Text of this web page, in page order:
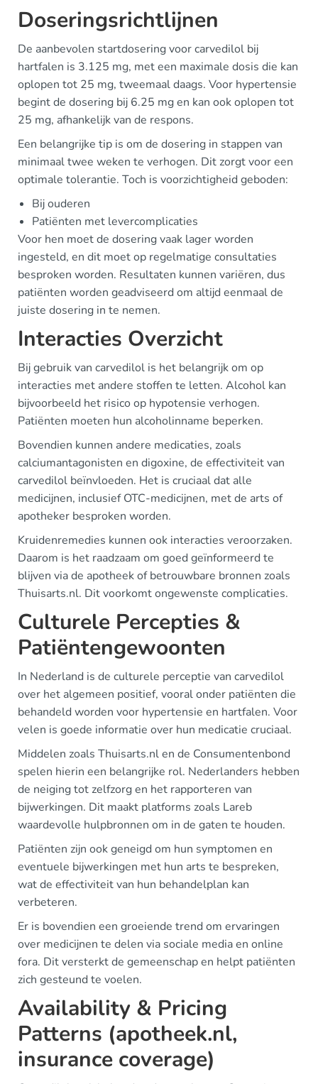
Doseringsrichtlijnen
De aanbevolen startdosering voor carvedilol bij
hartfalen is 3.125 mg, met een maximale dosis die kan
oplopen tot 25 mg, tweemaal daags. Voor hypertensie
begint de dosering bij 6.25 mg en kan ook oplopen tot
25 mg, afhankelijk van de respons.
Een belangrijke tip is om de dosering in stappen van
minimaal twee weken te verhogen. Dit zorgt voor een
optimale tolerantie. Toch is voorzichtigheid geboden:
Bij ouderen
Patiënten met levercomplicaties
Voor hen moet de dosering vaak lager worden
ingesteld, en dit moet op regelmatige consultaties
besproken worden. Resultaten kunnen variëren, dus
patiënten worden geadviseerd om altijd eenmaal de
juiste dosering in te nemen.
Interacties Overzicht
Bij gebruik van carvedilol is het belangrijk om op
interacties met andere stoffen te letten. Alcohol kan
bijvoorbeeld het risico op hypotensie verhogen.
Patiënten moeten hun alcoholinname beperken.
Bovendien kunnen andere medicaties, zoals
calciumantagonisten en digoxine, de effectiviteit van
carvedilol beïnvloeden. Het is cruciaal dat alle
medicijnen, inclusief OTC-medicijnen, met de arts of
apotheker besproken worden.
Kruidenremedies kunnen ook interacties veroorzaken.
Daarom is het raadzaam om goed geïnformeerd te
blijven via de apotheek of betrouwbare bronnen zoals
Thuisarts.nl. Dit voorkomt ongewenste complicaties.
Culturele Percepties &
Patiëntengewoonten
In Nederland is de culturele perceptie van carvedilol
over het algemeen positief, vooral onder patiënten die
behandeld worden voor hypertensie en hartfalen. Voor
velen is goede informatie over hun medicatie cruciaal.
Middelen zoals Thuisarts.nl en de Consumentenbond
spelen hierin een belangrijke rol. Nederlanders hebben
de neiging tot zelfzorg en het rapporteren van
bijwerkingen. Dit maakt platforms zoals Lareb
waardevolle hulpbronnen om in de gaten te houden.
Patiënten zijn ook geneigd om hun symptomen en
eventuele bijwerkingen met hun arts te bespreken,
wat de effectiviteit van hun behandelplan kan
verbeteren.
Er is bovendien een groeiende trend om ervaringen
over medicijnen te delen via sociale media en online
fora. Dit versterkt de gemeenschap en helpt patiënten
zich gesteund te voelen.
Availability & Pricing
Patterns (apotheek.nl,
insurance coverage)